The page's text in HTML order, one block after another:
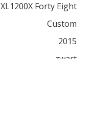
XL1200X Forty Eight
Custom
2015
zwart